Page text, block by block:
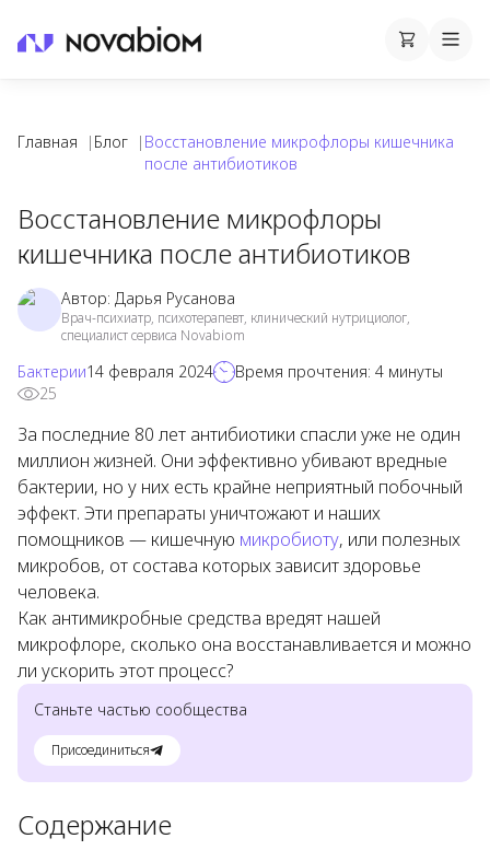
Корзина
Cart
Главная | Блог | Восстановление микрофлоры кишечника
после антибиотиков
Восстановление микрофлоры
кишечника после антибиотиков
Автор: Дарья Русанова
Врач-психиатр, психотерапевт, клинический нутрициолог,
специалист сервиса Novabiom
Бактерии14 февраля 2024 Время прочтения: 4 минуты
25
За последние 80 лет антибиотики спасли уже не один
миллион жизней. Они эффективно убивают вредные
бактерии, но у них есть крайне неприятный побочный
эффект. Эти препараты уничтожают и наших
помощников — кишечную микробиоту, или полезных
микробов, от состава которых зависит здоровье
человека.
Как антимикробные средства вредят нашей
микрофлоре, сколько она восстанавливается и можно
ли ускорить этот процесс?
Станьте частью сообщества
Присоединиться
Содержание